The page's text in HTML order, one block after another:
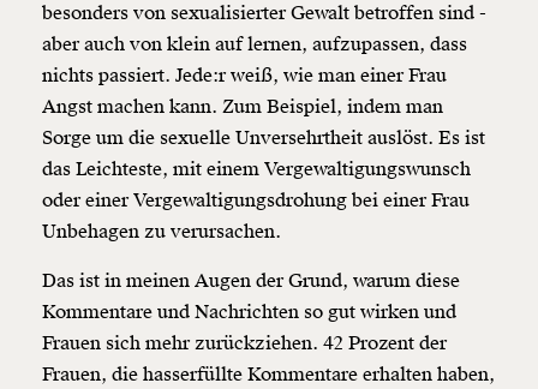
besonders von sexualisierter Gewalt betroffen sind -
aber auch von klein auf lernen, aufzupassen, dass
nichts passiert. Jede:r weiß, wie man einer Frau
Angst machen kann. Zum Beispiel, indem man
Sorge um die sexuelle Unversehrtheit auslöst. Es ist
das Leichteste, mit einem Vergewaltigungswunsch
oder einer Vergewaltigungsdrohung bei einer Frau
Unbehagen zu verursachen.
Das ist in meinen Augen der Grund, warum diese
Kommentare und Nachrichten so gut wirken und
Frauen sich mehr zurückziehen. 42 Prozent der
Frauen, die hasserfüllte Kommentare erhalten haben,